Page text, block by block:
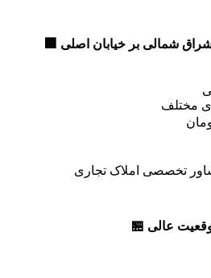
شمالی بر خیابان اصلی 🏢
مختلف
تخصصی املاک تجاری
عالی 🏪